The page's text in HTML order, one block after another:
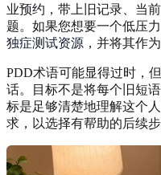
业预约，带上旧记录、当
题。如果您想要一个低压
独症测试资源 ，并将其作
PDD术语可能显得过时，
话。目标不是将每个旧短
标是足够清楚地理解这个
求，以选择有帮助的后续步